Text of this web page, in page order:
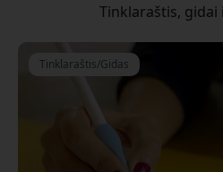
Tinklaraštis, gidai
Tinklaraštis/Gidas